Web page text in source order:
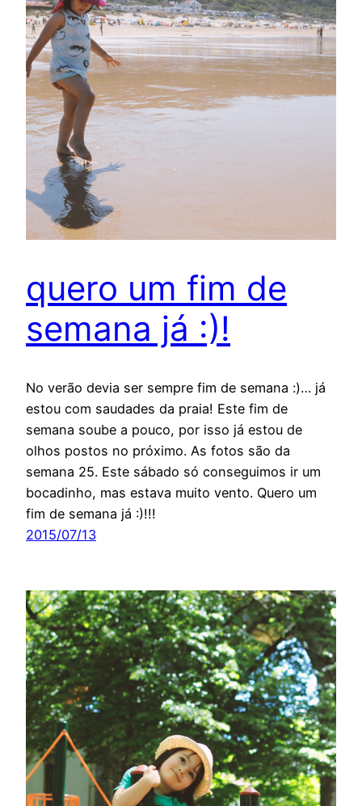
quero um fim de
semana já :)!
No verão devia ser sempre fim de semana :)… já
estou com saudades da praia! Este fim de
semana soube a pouco, por isso já estou de
olhos postos no próximo. As fotos são da
semana 25. Este sábado só conseguimos ir um
bocadinho, mas estava muito vento. Quero um
fim de semana já :)!!!
2015/07/13